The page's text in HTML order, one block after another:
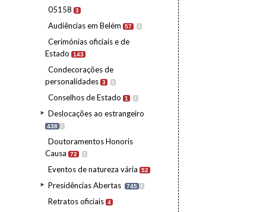
05158 3
Audiências em Belém 57 I
Cerimónias oficiais e de
Estado
143
Condecorações de
personalidades 3 I
Conselhos de Estado 1 I
Deslocações ao estrangeiro
438 I
Doutoramentos Honoris
Causa
72 I
Eventos de natureza vária 52
Presidências Abertas 745 I
Retratos oficiais 4